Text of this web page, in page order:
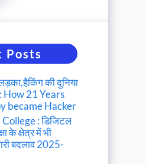
Posts
की दुनिया
How 21 Years
became Hacker
: डिजिटल
के क्षेत्र में भी
बदलाव 2025-